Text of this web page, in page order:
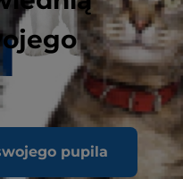
pupila